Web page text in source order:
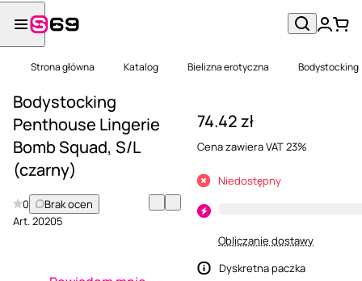
Strona główna Katalog Bielizna erotyczna Bodystocking
Bodystocking
Penthouse Lingerie
Bomb Squad, S/L
(czarny)
0
Brak ocen
Art.20205
74.42 zł
Cena zawiera VAT 23%
Niedostępny
Obliczanie dostawy
Dyskretna paczka